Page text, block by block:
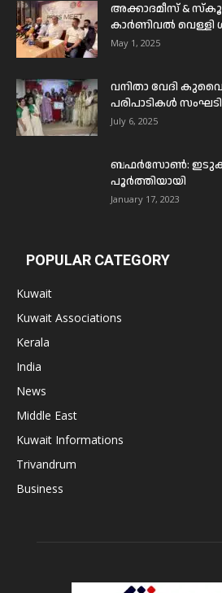
അക്കാദമീസ് &
കാർണിവൽ വെള്ളി
May 1, 2025
വനിതാ വേദി
പരിപാടികൾ
July 6, 2025
ബഫര്‍സോണ്‍:
പൂര്‍ത്തിയായി
January 17, 2023
POPULAR CATEGORY
Kuwait
Kuwait Associations
Kerala
India
News
Middle East
Kuwait Informations
Trivandrum
Business